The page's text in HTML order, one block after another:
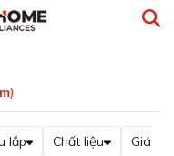
)
lắp Chất liệu Giá